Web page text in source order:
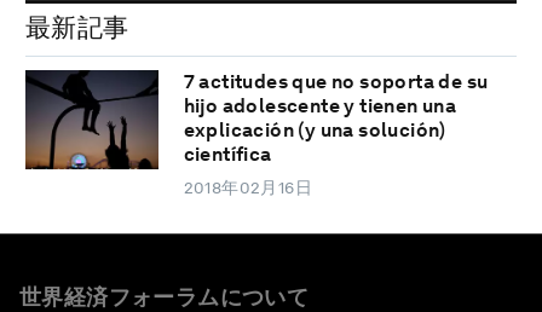
最新記事
7 actitudes que no soporta de su
hijo adolescente y tienen una
explicación (y una solución)
científica
2018年02月16日
世界経済フォーラムについて